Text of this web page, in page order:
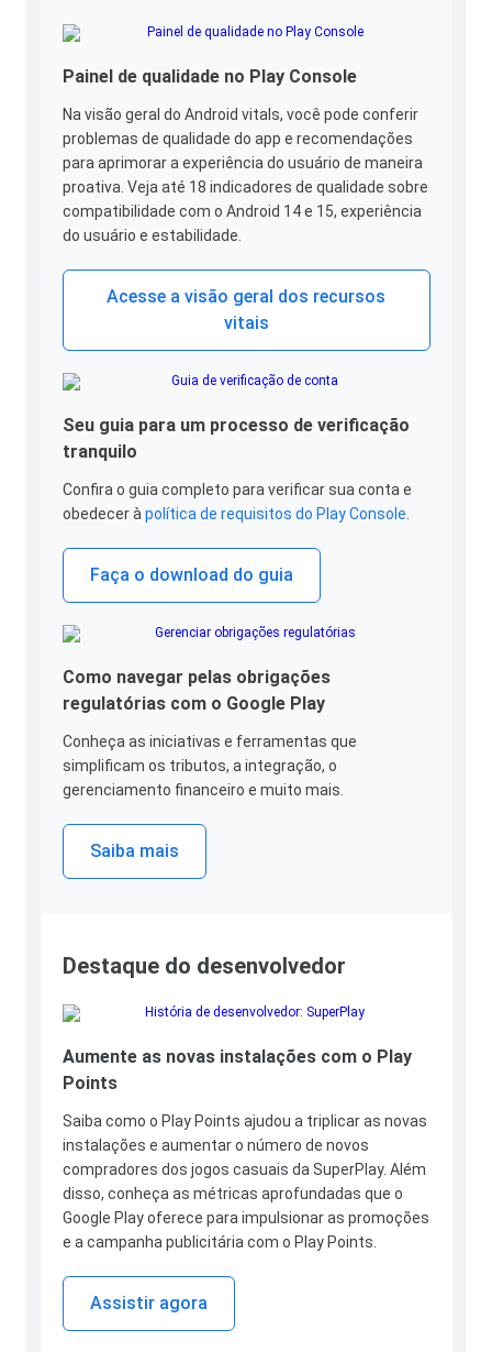
Painel de qualidade no Play Console
Na visão geral do Android vitals, você pode conferir
problemas de qualidade do app e recomendações
para aprimorar a experiência do usuário de maneira
proativa. Veja até 18 indicadores de qualidade sobre
compatibilidade com o Android 14 e 15, experiência
do usuário e estabilidade.
Acesse a visão geral dos recursos
vitais
Seu guia para um processo de verificação
tranquilo
Confira o guia completo para verificar sua conta e
obedecer à política de requisitos do Play Console
Faça o download do guia
Como navegar pelas obrigações
regulatórias com o Google Play
Conheça as iniciativas e ferramentas que
simplificam os tributos, a integração, o
gerenciamento financeiro e muito mais.
Saiba mais
Destaque do desenvolvedor
Aumente as novas instalações com o Play
Points
Saiba como o Play Points ajudou a triplicar as novas
instalações e aumentar o número de novos
compradores dos jogos casuais da SuperPlay. Além
disso, conheça as métricas aprofundadas que o
Google Play oferece para impulsionar as promoções
e a campanha publicitária com o Play Points.
Assistir agora